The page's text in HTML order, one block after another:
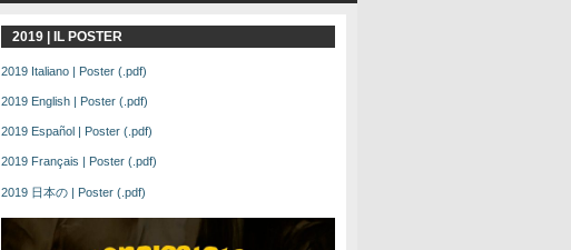
2019 | IL POSTER
2019 Italiano | Poster (.pdf)
2019 English | Poster (.pdf)
2019 Español | Poster (.pdf)
2019 Français | Poster (.pdf)
2019 日本の | Poster (.pdf)